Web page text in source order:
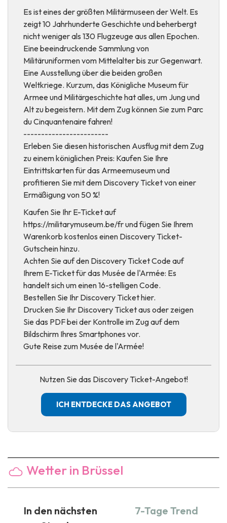
Es ist eines der größten Militärmuseen der Welt. Es
zeigt 10 Jahrhunderte Geschichte und beherbergt
nicht weniger als 130 Flugzeuge aus allen Epochen.
Eine beeindruckende Sammlung von
Militäruniformen vom Mittelalter bis zur Gegenwart.
Eine Ausstellung über die beiden großen
Weltkriege. Kurzum, das Königliche Museum für
Armee und Militärgeschichte hat alles, um Jung und
Alt zu begeistern. Mit dem Zug können Sie zum Parc
du Cinquantenaire fahren!
------------------------
Erleben Sie diesen historischen Ausflug mit dem Zug
zu einem königlichen Preis: Kaufen Sie Ihre
Eintrittskarten für das Armeemuseum und
profitieren Sie mit dem Discovery Ticket von einer
Ermäßigung von 50 %!
Kaufen Sie Ihr E-Ticket auf
https://militarymuseum.be/fr und fügen Sie Ihrem
Warenkorb kostenlos einen Discovery Ticket-
Gutschein hinzu.
Achten Sie auf den Discovery Ticket Code auf
Ihrem E-Ticket für das Musée de l'Armée: Es
handelt sich um einen 16-stelligen Code.
Bestellen Sie Ihr Discovery Ticket hier.
Drucken Sie Ihr Discovery Ticket aus oder zeigen
Sie das PDF bei der Kontrolle im Zug auf dem
Bildschirm Ihres Smartphones vor.
Gute Reise zum Musée de l'Armée!
Nutzen Sie das Discovery Ticket-Angebot!
ICH ENTDECKE DAS ANGEBOT
Wetter in Brüssel
In den nächsten
7-Tage Trend